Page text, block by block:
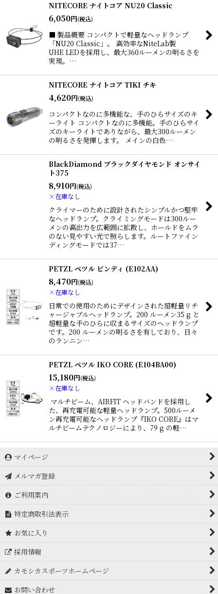
NITECORE ナイトコア NU20 Classic
6,050円(税込)
■ 製品概要 コンパクトで軽量なヘッドランプ
「NU20 Classic」。 高効率なNiteLab製
UHE LEDを採用し、最大360ルーメンの明るさを
実現。…
NITECORE ナイトコア TIKI チキ
4,620円(税込)
コンパクトなのに多機能な、手のひらサイズのキ
ーライト コンパクトなのに多機能。手のひらサイ
ズのキーライトでありながら、最大300ルーメン
の明るさを発揮します。 メインの白色…
BlackDiamond ブラックダイヤモンド オンサイ
ト375
8,910円(税込)
×在庫なし
クライマーのために設計されたシンプルかつ堅牢
なヘッドランプ。クライミングモードは300ルー
メンの高出力を広範囲に拡散し、ホールドをムラ
のない見やすい光で照らします。ルートファイン
ディングモードでは37…
PETZL ペツル ビンディ (E102AA)
8,470円(税込)
×在庫なし
日常での使用のためにデザインされた超軽量リチ
ャージャブルヘッドランプ。200 ルーメン35 g と
超軽量な手のひらに収まるサイズのヘッドランプ
です。200 ルーメンの明るさを有しており、日々
のランニン…
PETZL ペツル IKO CORE (E104BA00)
15,180円(税込)
×在庫なし
マルチビーム、AIRFIT ヘッドバンドを採用し
た、再充電可能な軽量ヘッドランプ。500ルーメ
ン再充電可能なヘッドランプ『IKO CORE』はマ
ルチビームテクノロジーにより、79 g の軽…
マイページ
メルマガ登録
ご利用案内
特定商取引法表示
お気に入り
採用情報
カモシカスポーツホームページ
お問い合わせ